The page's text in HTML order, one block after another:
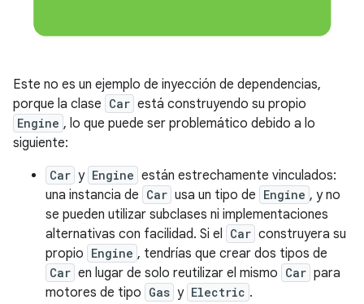
Este no es un ejemplo de inyección de dependencias,
porque la clase Car está construyendo su propio
Engine , lo que puede ser problemático debido a lo
siguiente:
Car y Engine están estrechamente vinculados:
una instancia de Car usa un tipo de Engine , y no
se pueden utilizar subclases ni implementaciones
alternativas con facilidad. Si el Car construyera su
propio Engine , tendrías que crear dos tipos de
Car en lugar de solo reutilizar el mismo Car para
motores de tipo Gas y Electric .